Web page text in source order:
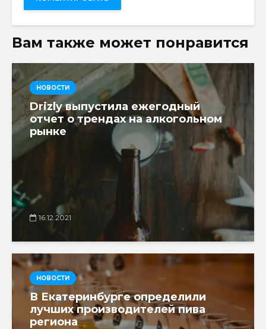
Вам также может понравится
НОВОСТИ
Drizly выпустила ежегодный
отчет о трендах на алкогольном
рынке
16.12.2021
НОВОСТИ
В Екатеринбурге определили
лучших производителей пива
региона